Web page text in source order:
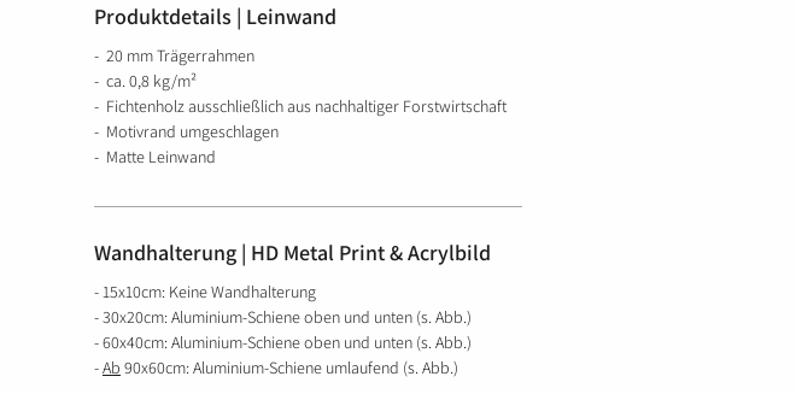
Produktdetails | Leinwand
- 20 mm Trägerrahmen
- ca. 0,8 kg/m²
- Fichtenholz ausschließlich aus nachhaltiger Forstwirtschaft
- Motivrand umgeschlagen
- Matte Leinwand
Wandhalterung | HD Metal Print & Acrylbild
- 15x10cm: Keine Wandhalterung
- 30x20cm: Aluminium-Schiene oben und unten (s. Abb.)
- 60x40cm: Aluminium-Schiene oben und unten (s. Abb.)
-Ab 90x60cm: Aluminium-Schiene umlaufend (s. Abb.)